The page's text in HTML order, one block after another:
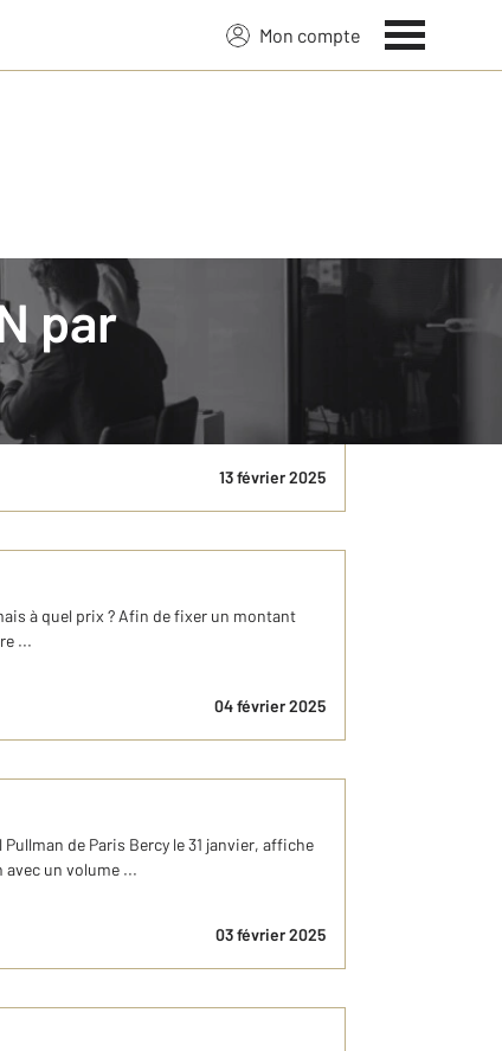
Mon compte
par
ou la gestion de biens immobiliers. Il
du processus. ...
13 février 2025
à quel prix ? Afin de fixer un montant
...
04 février 2025
de Paris Bercy le 31 janvier, affiche
un volume ...
03 février 2025